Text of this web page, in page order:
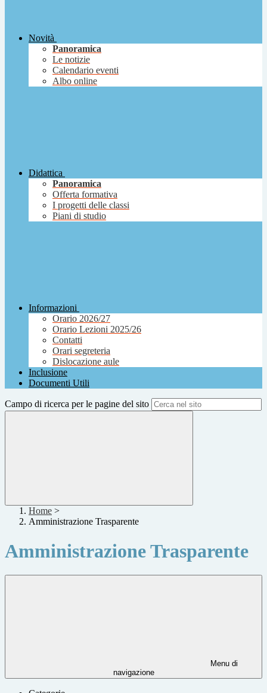
Novità
Panoramica
Le notizie
Calendario eventi
Albo online
Didattica
Panoramica
Offerta formativa
I progetti delle classi
Piani di studio
Informazioni
Orario 2026/27
Orario Lezioni 2025/26
Contatti
Orari segreteria
Dislocazione aule
Inclusione
Documenti Utili
Campo di ricerca per le pagine del sito
Home >
Amministrazione Trasparente
Amministrazione Trasparente
Menu di
navigazione